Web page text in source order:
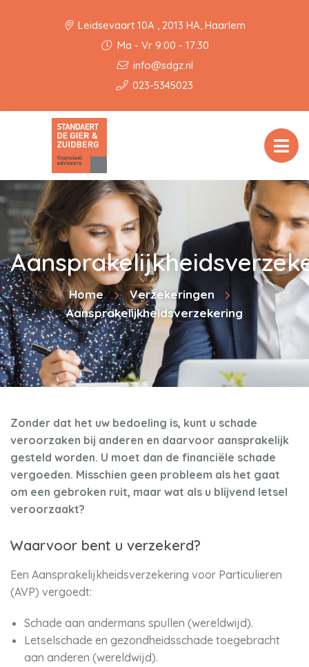
Leidsevaart 10A , 2013 HA, Haarlem
Ma - Vr 9:00 - 17:30
info@sdgz.nl
023-5345023
Home
Verzekeringen
Aansprakelijkheidsverzekering
Zonder dat het uw bedoeling is, kunt u schade
veroorzaken bij anderen en daarvoor aansprakelijk
gesteld worden. U moet dan de financiële schade
vergoeden. Misschien geen probleem als het gaat
om een gebroken ruit, maar wat als u blijvend letsel
veroorzaakt?
Waarvoor bent u verzekerd?
Een Aansprakelijkheidsverzekering voor Particulieren
(AVP) vergoedt:
Schade aan andermans spullen (wereldwijd).
Letselschade en gezondheidsschade toegebracht
aan anderen (wereldwijd).